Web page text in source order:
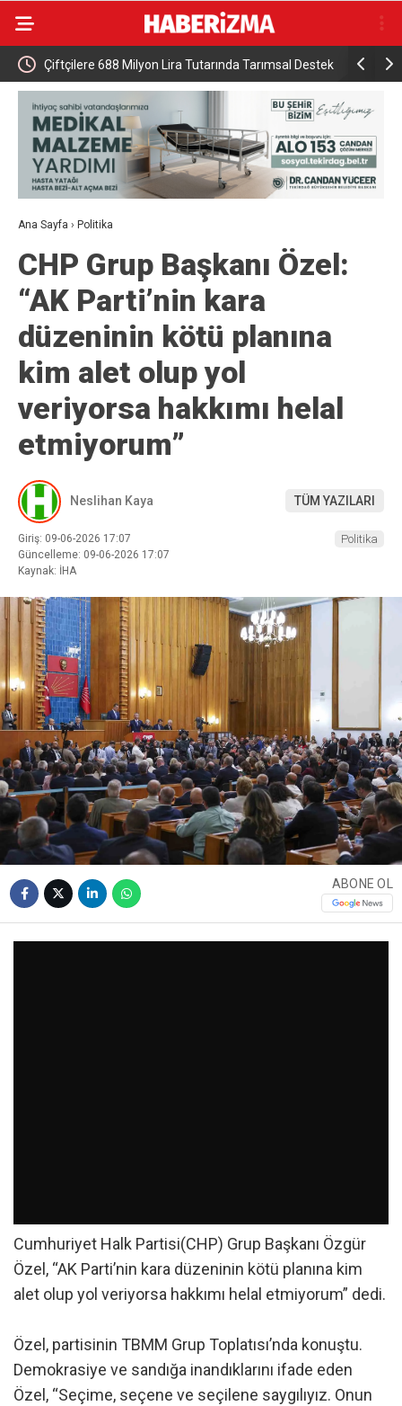
Çiftçilere 688 Milyon Lira Tutarında Tarımsal Destek
Ödemesi
DMM:
gerçek
Ana Sayfa › Politika
CHP Grup Başkanı Özel:
“AK Parti’nin kara
düzeninin kötü planına
kim alet olup yol
veriyorsa hakkımı helal
etmiyorum”
Neslihan Kaya TÜM YAZILARI
Giriş: 09-06-2026 17:07
Güncelleme: 09-06-2026 17:07
Kaynak: İHA
Politika
ABONE OL
Cumhuriyet Halk Partisi(CHP) Grup Başkanı Özgür
Özel, “AK Parti’nin kara düzeninin kötü planına kim
alet olup yol veriyorsa hakkımı helal etmiyorum” dedi.
Özel, partisinin TBMM Grup Toplatısı’nda konuştu.
Demokrasiye ve sandığa inandıklarını ifade eden
Özel, “Seçime, seçene ve seçilene saygılıyız. Onun